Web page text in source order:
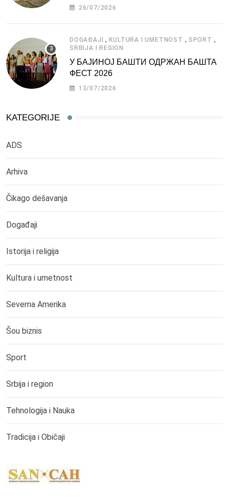
СРБИЈЕ
26/07/2026
DOGAĐAJI ,KULTURA I UMETNOST , SPORT ,
SRBIJA I REGION
У БАЈИНОЈ БАШТИ ОДРЖАН БАШТА
ФЕСТ 2026
13/07/2026
KATEGORIJE
ADS
Arhiva
Čikago dešavanja
Događaji
Istorija i religija
Kultura i umetnost
Severna Amerika
Šou biznis
Sport
Srbija i region
Tehnologija i Nauka
Tradicija i Običaji